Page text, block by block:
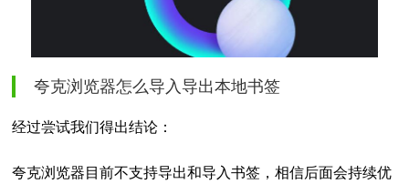
夸克浏览器怎么导入导出本地书签
经过尝试我们得出结论：
夸克浏览器目前不支持导出和导入书签，相信后面会持续优